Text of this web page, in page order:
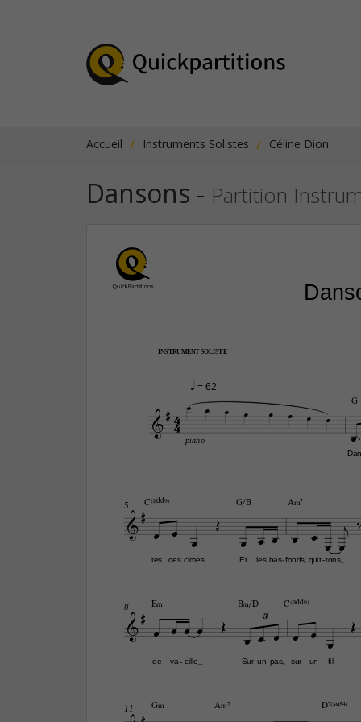
Accueil Instruments Solistes Céline Dion
Dansons - Partition
Dan
q = 62
tes des cimes Et les bas fonds,
- quit tons
-
5
de va cille
- Sur un pas, sur un fil
8
11
4
4

INSTRUMENT SOLISTE
piano
G
C(„ˆˆ9) G/B A‹7
 E‹ B‹/D C(„ˆˆ9)
3
G‹ A‹7 D7(“4)
       

  

      

          
